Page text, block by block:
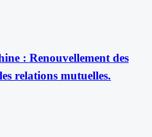
: Renouvellement des
relations mutuelles.